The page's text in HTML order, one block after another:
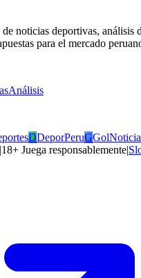
noticias deportivas, análisis
para el mercado
Análisis
DDeporPeruG
|18+ Juega responsablemente|